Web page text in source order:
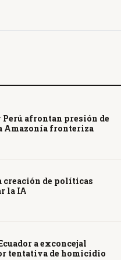
Perú afrontan presión de
Amazonía fronteriza
creación de políticas
la IA
a exconcejal
tentativa de homicidio